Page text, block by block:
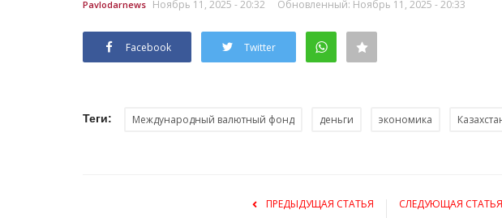
Pavlodarnews Ноябрь 11, 2025 - 20:32 Обновленный: Ноябрь 11, 2025 - 20:33
Facebook Twitter
Теги: Международный валютный фонд деньги экономика
ПРЕДЫДУЩАЯ СТАТЬЯ
СЛЕДУЮЩАЯ СТАТЬЯ
Когда-то она была самой ходовой купюрой страны.